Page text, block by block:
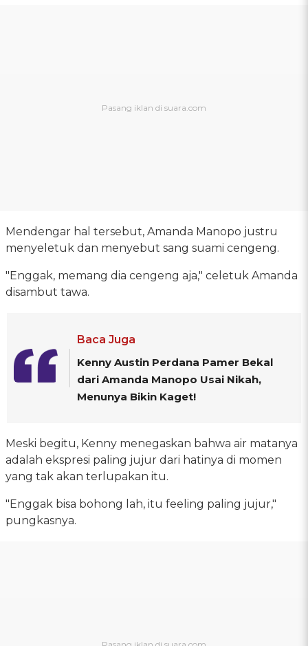
Mendengar hal tersebut, Amanda Manopo justru
menyeletuk dan menyebut sang suami cengeng.
"Enggak, memang dia cengeng aja," celetuk Amanda
disambut tawa.
Baca Juga
Kenny Austin Perdana Pamer Bekal
dari Amanda Manopo Usai Nikah,
Menunya Bikin Kaget!
Meski begitu, Kenny menegaskan bahwa air matanya
adalah ekspresi paling jujur dari hatinya di momen
yang tak akan terlupakan itu.
"Enggak bisa bohong lah, itu feeling paling jujur,"
pungkasnya.